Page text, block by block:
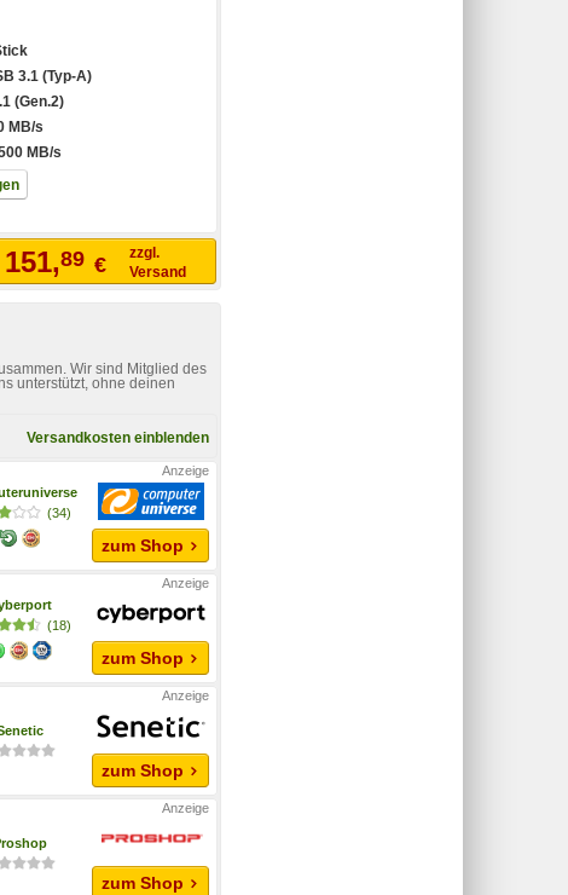
3.1 (Typ-A)
(Gen.2)
MB/s
MB/s
151,89 €
zzgl.
Versand
Wir sind Mitglied des
unterstützt, ohne deinen
Versandkosten einblenden
(34)
zum Shop
(18)
zum Shop
zum Shop
zum Shop